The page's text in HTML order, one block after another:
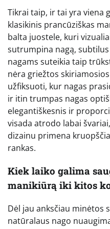
Tikrai taip, ir tai yra viena
klasikinis prancūziškas
balta juostele, kuri
sutrumpina nagą,
nagams suteikia taip
nėra griežtos
užfiksuoti, kur nagas
ir itin trumpas nagas
elegantiškesnis ir
visada atrodo labai
dizainu primena
rankas.
Kiek laiko galima
manikiūrą iki kitos
Dėl jau anksčiau minėtos
natūralaus nago